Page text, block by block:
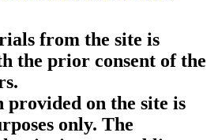
from the site is
the prior consent of the
on the site is
only. The